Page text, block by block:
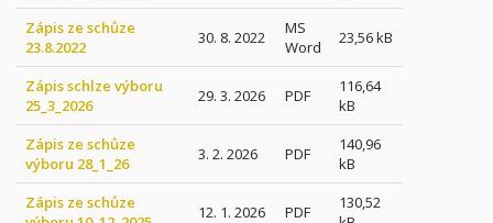
Zápis ze schůze
23.8.2022
30. 8. 2022
MS
Word
23,56 kB
Zápis schlze výboru
25_3_2026
29. 3. 2026 PDF
116,64
kB
Zápis ze schůze
výboru 28_1_26
3. 2. 2026 PDF
140,96
kB
Zápis ze schůze
12. 1. 2026 PDF
130,52